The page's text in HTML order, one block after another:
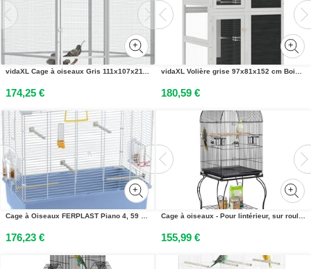
vidaXL Cage à oiseaux Gris 111x107x211,5 cm Acier galvanisé
174,25 €
vidaXL Volière grise 97x81x152 cm Bois massif de pin
180,59 €
Cage à Oiseaux FERPLAST Piano 4, 59 x 33 x 55 cm, Blanche, Avec Accessoires
176,23 €
Cage à oiseaux - Pour lintérieur, sur roulettes - Toit ouvrant - Socle amovible - En fer - Pour canaris et perruches - Noire
155,99 €